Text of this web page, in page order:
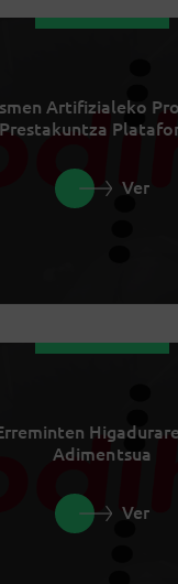
Artifizialeko
Prestakuntza
Ver
Adimentsua
Ver